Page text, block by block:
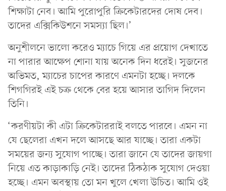
শিক্ষাটা নেব। আমি পুরোপুরি ক্রিকেটারদের দোষ দেব।
তাদের এক্সিকিউশনে সমস্যা ছিল।’
অনুশীলনে ভালো করেও ম্যাচে গিয়ে এর প্রয়োগ দেখাতে
না পারার আক্ষেপ শোনা যায় অনেক দিন ধরেই। সুজনের
অভিমত, ম্যাচের চাপের কারণে এমনটা হচ্ছে। দলকে
শিগগিরই এই চক্র থেকে বের হয়ে আসার তাগিদ দিলেন
তিনি।
‘করণীয়টা কী এটা ক্রিকেটাররাই বলতে পারবে। এমন না
যে ছেলেরা এখন দলে আসছে আর যাচ্ছে। তারা একটা
সময়ের জন্য সুযোগ পাচ্ছে। তারা জানে যে তাদের জায়গা
নিয়ে এত কাড়াকাড়ি নেই। তাদের ঠিকঠাক সুযোগ দেওয়া
হচ্ছে। এমন অবস্থায় তো মন খুলে খেলা উচিত। আমি ওই